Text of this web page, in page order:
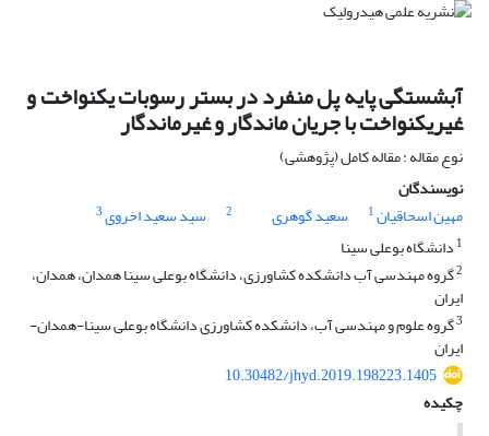
آبشستگی پایه پل منفرد در بستر رسوبات یکنواخت و
غیریکنواخت با جریان ماندگار و غیرماندگار
نوع مقاله : مقاله کامل (پژوهشی)
نویسندگان
مهین اسحاقیان1 سعید گوهری 2 سید سعید اخروی3
1 دانشگاه بوعلی سینا
2گروه مهندسی آب دانشکده کشاورزی، دانشگاه بوعلی سینا همدان، همدان،
ایران
3گروه علوم و مهندسی آب، دانشکده کشاورزی دانشگاه بوعلی سینا-همدان-
ایران
10.30482/jhyd.2019.198223.1405
چکیده